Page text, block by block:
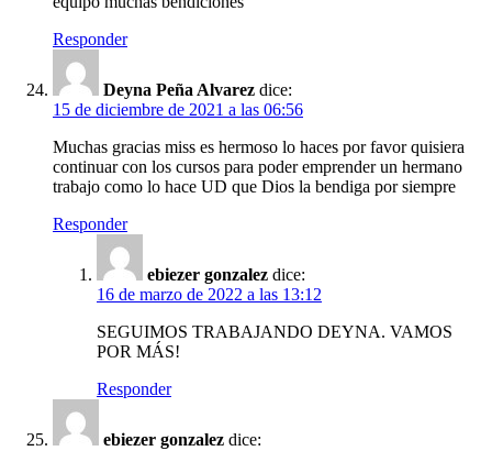
Responder
Deyna Peña Alvarez dice:
15 de diciembre de 2021 a las 06:56
Muchas gracias miss es hermoso lo haces por favor quisiera
continuar con los cursos para poder emprender un hermano
trabajo como lo hace UD que Dios la bendiga por siempre
Responder
ebiezer gonzalez dice:
16 de marzo de 2022 a las 13:12
SEGUIMOS TRABAJANDO DEYNA. VAMOS
POR MÁS!
Responder
ebiezer gonzalez dice: